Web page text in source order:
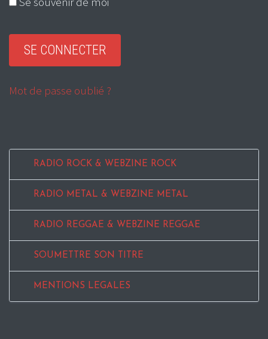
Mot de passe oublié ?
RADIO ROCK & WEBZINE ROCK
RADIO METAL & WEBZINE METAL
RADIO REGGAE & WEBZINE REGGAE
SOUMETTRE SON TITRE
MENTIONS LEGALES